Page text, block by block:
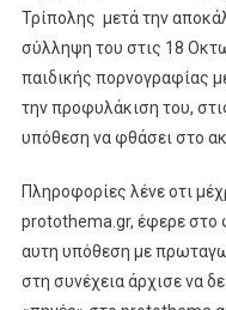
Τρίπολης μετά την
σύλληψη του στις 18
παιδικής πορνογραφίας
την προφυλάκιση του,
υπόθεση να φθάσει στο
Πληροφορίες λένε οτι
protothema.gr, έφερε στο
αυτη υπόθεση με
στη συνέχεια άρχισε να